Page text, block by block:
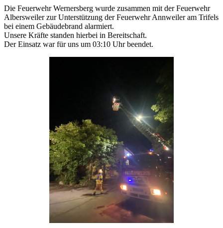
Die Feuerwehr Wernersberg wurde zusammen mit der Feuerwehr
Albersweiler zur Unterstützung der Feuerwehr Annweiler am Trifels
bei einem Gebäudebrand alarmiert.
Unsere Kräfte standen hierbei in Bereitschaft.
Der Einsatz war für uns um 03:10 Uhr beendet.